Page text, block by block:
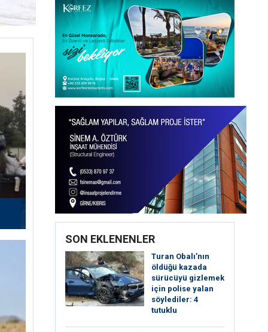
SON EKLENENLER
Turan Obalı’nın
öldüğü kazada
sürücüyü gizlemek
için polise yalan
söylediler: 4
tutuklu